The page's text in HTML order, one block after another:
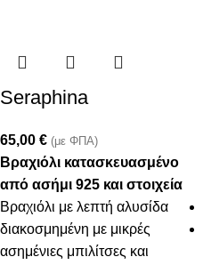
Seraphina
65,00 € (με ΦΠΑ)
Βραχιόλι κατασκευασμένο
από ασήμι 925 και στοιχεία
Βραχιόλι με λεπτή αλυσίδα
διακοσμημένη με μικρές
ασημένιες μπιλίτσες και